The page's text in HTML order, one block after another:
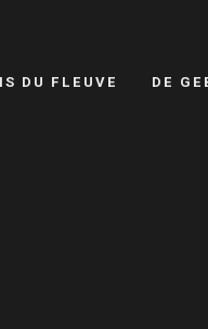
DU FLEUVE DE